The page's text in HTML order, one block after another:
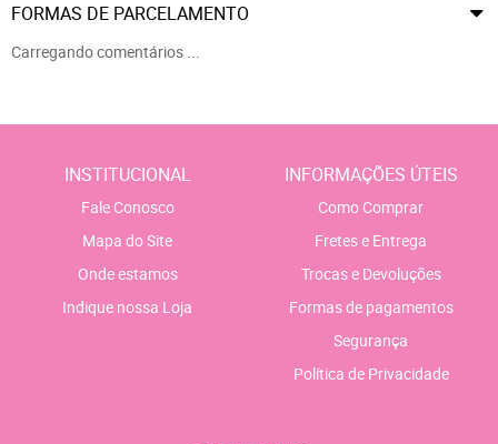
FORMAS DE PARCELAMENTO
Carregando comentários ...
INSTITUCIONAL
Fale Conosco
Mapa do Site
Onde estamos
Indique nossa Loja
INFORMAÇÕES ÚTEIS
Como Comprar
Fretes e Entrega
Trocas e Devoluções
Formas de pagamentos
Segurança
Política de Privacidade